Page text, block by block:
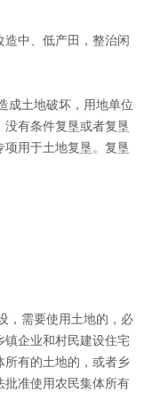
中、低产田，整治闲
土地破坏，用地单位
有条件复垦或者复垦
用于土地复垦。复垦
需要使用土地的，必
镇企业和村民建设住宅
所有的土地的，或者乡
批准使用农民集体所有